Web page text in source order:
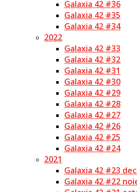
Galaxia 42 #36
Galaxia 42 #35
Galaxia 42 #34
2022
Galaxia 42 #33
Galaxia 42 #32
Galaxia 42 #31
Galaxia 42 #30
Galaxia 42 #29
Galaxia 42 #28
Galaxia 42 #27
Galaxia 42 #26
Galaxia 42 #25
Galaxia 42 #24
2021
Galaxia 42 #23
Galaxia 42 #22